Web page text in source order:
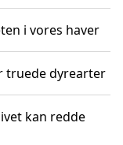
i vores haver
truede dyrearter
kan redde